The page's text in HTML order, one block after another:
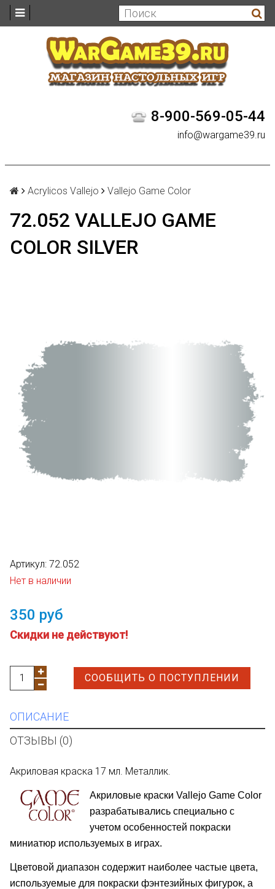
8-900-569-05-44
info@wargame39.ru
Acrylicos Vallejo Vallejo Game Color
72.052 VALLEJO GAME
COLOR SILVER
Артикул: 72.052
Нет в наличии
350 руб
Cкидки не действуют!
СООБЩИТЬ О ПОСТУПЛЕНИИ
ОПИСАНИЕ
ОТЗЫВЫ (0)
Акриловая краска 17 мл. Металлик.
Акриловые краски Vallejo Game Color
разрабатывались специально с
учетом особенностей покраски
миниатюр используемых в играх.
Цветовой диапазон содержит наиболее частые цвета,
используемые для покраски фэнтезийных фигурок, а